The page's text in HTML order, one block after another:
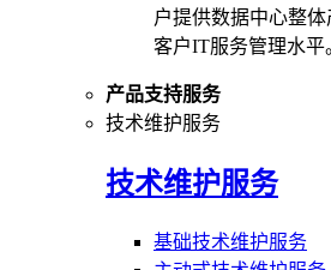
户提供数据中心整
客户IT服务管理水平
产品支持服务
技术维护服务
技术维护服务
基础技术维护服务